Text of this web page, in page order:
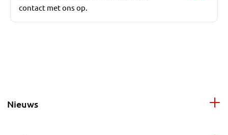
contact met ons op.
Nieuws